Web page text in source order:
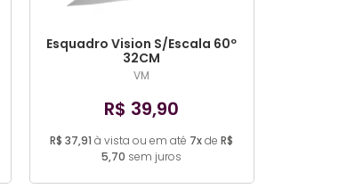
Esquadro Vision S/Escala 60º
32CM
VM
R$ 39,90
R$ 37,91 à vista ou em até 7xdeR$
5,70 sem juros